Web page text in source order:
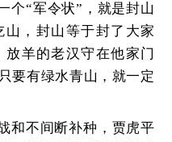
个“军令状”，就是封山
，封山等于封了大家
羊的老汉守在他家门
要有绿水青山，就一定
和不间断补种，贾虎平